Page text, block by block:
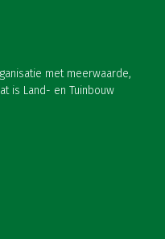
met meerwaarde,
is Land- en Tuinbouw